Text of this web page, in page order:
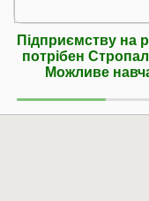
Підприємству на
потрібен
Можливе